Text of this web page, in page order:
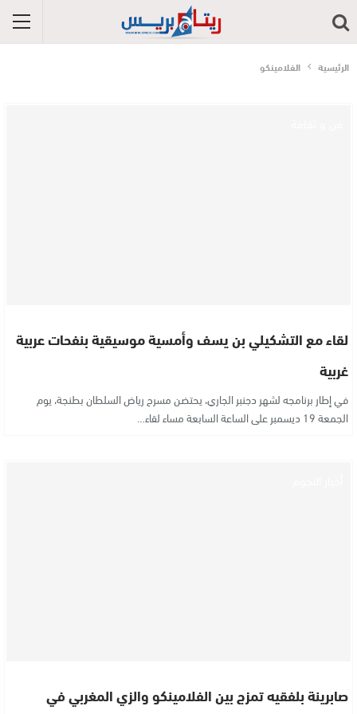
الرئيسية الفلامينكو
لقاء مع التشكيلي بن يسف وأمسية موسيقية بنفحات عربية
غربية
في إطار برنامجه لشهر دجنبر الجاري، يحتضن مسرح رياض السلطان بطنجة، يوم
الجمعة 19 ديسمبر على الساعة السابعة مساء لقاء…
صابرينة بلفقيه تمزج بين الفلامينكو والزي المغربي في